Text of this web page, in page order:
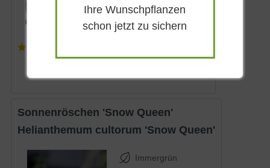
Lieferbar
3,95 € *
Sonnenröschen 'Snow Queen'
Helianthemum cultorum 'Snow Queen'
Immergrün
Ihre Wunschpflanzen
schon jetzt zu sichern